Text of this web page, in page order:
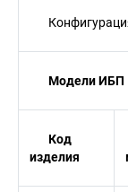
Модели ИБП
Код
изделия